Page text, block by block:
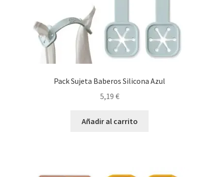
Pack Sujeta Baberos Silicona Azul
5,19 €
Añadir al carrito